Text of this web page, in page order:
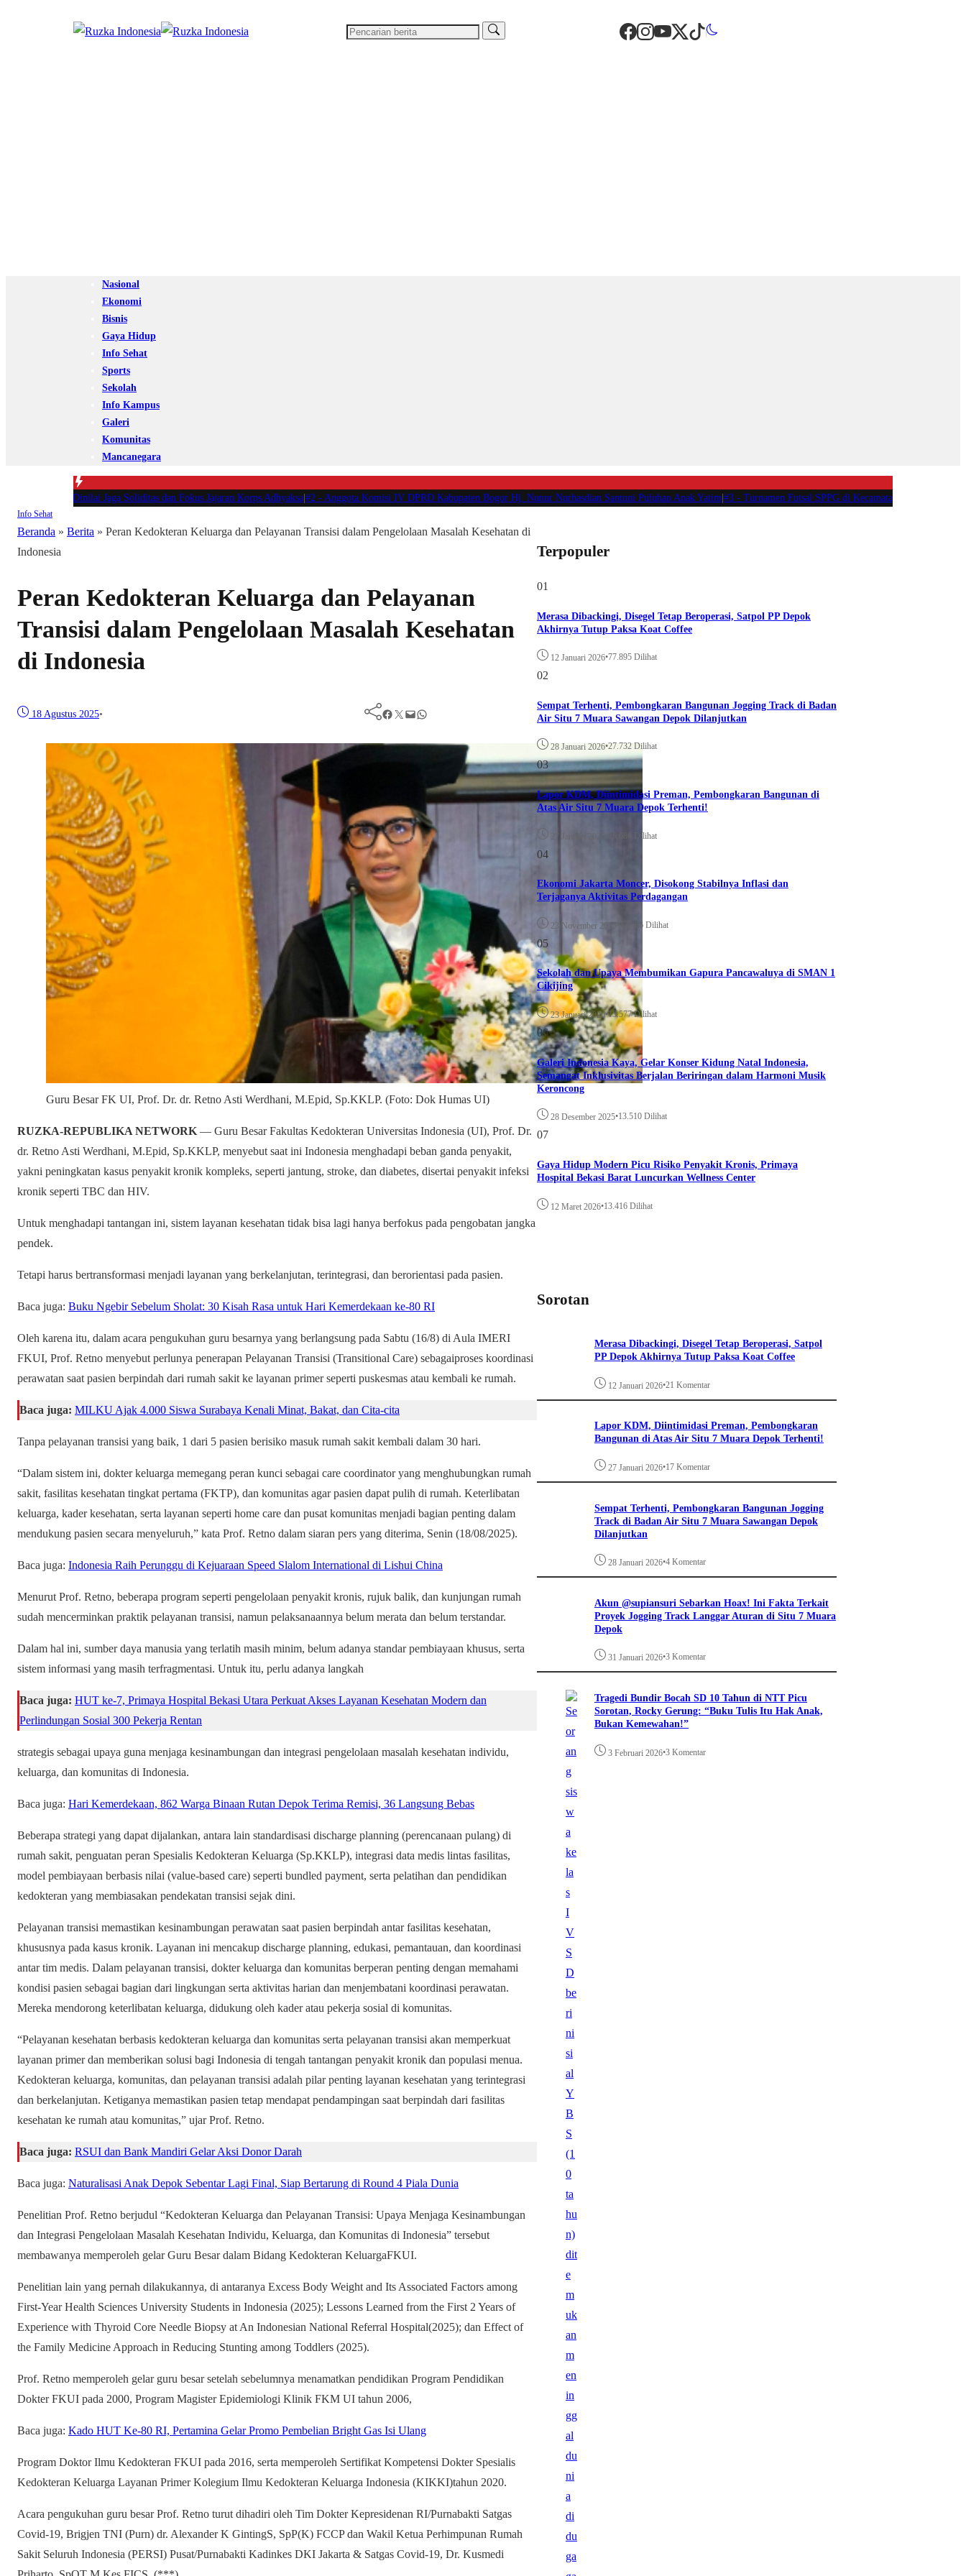
Nasional
Ekonomi
Bisnis
Gaya Hidup
Info Sehat
Sports
Sekolah
Info Kampus
Galeri
Komunitas
Mancanegara
Dinilai Jaga Soliditas dan Fokus Jajaran Korps Adhyaksa|#2 -Anggota Komisi IV DPRD Kabupaten Bogor Hj. Nunur Nurhasdian Santuni Puluhan Anak Yatim|#3 -Turnamen Futsal SPPG di Kecamatan Tanjungsari Bogor,
Info Sehat
Beranda » Berita » Peran Kedokteran Keluarga dan Pelayanan Transisi dalam Pengelolaan Masalah Kesehatan di
Indonesia
Peran Kedokteran Keluarga dan Pelayanan
Transisi dalam Pengelolaan Masalah Kesehatan
di Indonesia
18 Agustus 2025• Facebook Twitter Mail WhatsApp
Guru Besar FK UI, Prof. Dr. dr. Retno Asti Werdhani, M.Epid, Sp.KKLP. (Foto: Dok Humas UI)
RUZKA-REPUBLIKA NETWORK— Guru Besar Fakultas Kedokteran Universitas Indonesia (UI), Prof. Dr.
dr. Retno Asti Werdhani, M.Epid, Sp.KKLP, menyebut saat ini Indonesia menghadapi beban ganda penyakit,
yakni peningkatan kasus penyakit kronik kompleks, seperti jantung, stroke, dan diabetes, disertai penyakit infeksi
kronik seperti TBC dan HIV.
Untuk menghadapi tantangan ini, sistem layanan kesehatan tidak bisa lagi hanya berfokus pada pengobatan jangka
pendek.
Tetapi harus bertransformasi menjadi layanan yang berkelanjutan, terintegrasi, dan berorientasi pada pasien.
Baca juga: Buku Ngebir Sebelum Sholat: 30 Kisah Rasa untuk Hari Kemerdekaan ke-80 RI
Oleh karena itu, dalam acara pengukuhan guru besarnya yang berlangsung pada Sabtu (16/8) di Aula IMERI
FKUI, Prof. Retno menyebut perlunya penerapan Pelayanan Transisi (Transitional Care) sebagaiproses koordinasi
perawatan saat pasien berpindah dari rumah sakit ke layanan primer seperti puskesmas atau kembali ke rumah.
Baca juga: MILKU Ajak 4.000 Siswa Surabaya Kenali Minat, Bakat, dan Cita-cita
Tanpa pelayanan transisi yang baik, 1 dari 5 pasien berisiko masuk rumah sakit kembali dalam 30 hari.
“Dalam sistem ini, dokter keluarga memegang peran kunci sebagai care coordinator yang menghubungkan rumah
sakit, fasilitas kesehatan tingkat pertama (FKTP), dan komunitas agar pasien dapat pulih di rumah. Keterlibatan
keluarga, kader kesehatan, serta layanan seperti home care dan pusat komunitas menjadi bagian penting dalam
mendukung pasien secara menyeluruh,” kata Prof. Retno dalam siaran pers yang diterima, Senin (18/08/2025).
Baca juga: Indonesia Raih Perunggu di Kejuaraan Speed Slalom International di Lishui China
Menurut Prof. Retno, beberapa program seperti pengelolaan penyakit kronis, rujuk balik, dan kunjungan rumah
sudah mencerminkan praktik pelayanan transisi, namun pelaksanaannya belum merata dan belum terstandar.
Dalam hal ini, sumber daya manusia yang terlatih masih minim, belum adanya standar pembiayaan khusus, serta
sistem informasi yang masih terfragmentasi. Untuk itu, perlu adanya langkah
Baca juga: HUT ke-7, Primaya Hospital Bekasi Utara Perkuat Akses Layanan Kesehatan Modern dan
Perlindungan Sosial 300 Pekerja Rentan
strategis sebagai upaya guna menjaga kesinambungan dan integrasi pengelolaan masalah kesehatan individu,
keluarga, dan komunitas di Indonesia.
Baca juga: Hari Kemerdekaan, 862 Warga Binaan Rutan Depok Terima Remisi, 36 Langsung Bebas
Beberapa strategi yang dapat dijalankan, antara lain standardisasi discharge planning (perencanaan pulang) di
rumah sakit, penguatan peran Spesialis Kedokteran Keluarga (Sp.KKLP), integrasi data medis lintas fasilitas,
model pembiayaan berbasis nilai (value-based care) seperti bundled payment, serta pelatihan dan pendidikan
kedokteran yang membiasakan pendekatan transisi sejak dini.
Pelayanan transisi memastikan kesinambungan perawatan saat pasien berpindah antar fasilitas kesehatan,
khususnya pada kasus kronik. Layanan ini mencakup discharge planning, edukasi, pemantauan, dan koordinasi
antar tim medis. Dalam pelayanan transisi, dokter keluarga dan komunitas berperan penting dengan memahami
kondisi pasien sebagai bagian dari lingkungan serta aktivitas harian dan menjembatani koordinasi perawatan.
Mereka mendorong keterlibatan keluarga, didukung oleh kader atau pekerja sosial di komunitas.
“Pelayanan kesehatan berbasis kedokteran keluarga dan komunitas serta pelayanan transisi akan memperkuat
layanan primer dan memberikan solusi bagi Indonesia di tengah tantangan penyakit kronik dan populasi menua.
Kedokteran keluarga, komunitas, dan pelayanan transisi adalah pilar penting layanan kesehatan yang terintegrasi
dan berkelanjutan. Ketiganya memastikan pasien tetap mendapat pendampingan saat berpindah dari fasilitas
kesehatan ke rumah atau komunitas,” ujar Prof. Retno.
Baca juga: RSUI dan Bank Mandiri Gelar Aksi Donor Darah
Baca juga: Naturalisasi Anak Depok Sebentar Lagi Final, Siap Bertarung di Round 4 Piala Dunia
Penelitian Prof. Retno berjudul “Kedokteran Keluarga dan Pelayanan Transisi: Upaya Menjaga Kesinambungan
dan Integrasi Pengelolaan Masalah Kesehatan Individu, Keluarga, dan Komunitas di Indonesia” tersebut
membawanya memperoleh gelar Guru Besar dalam Bidang Kedokteran KeluargaFKUI.
Penelitian lain yang pernah dilakukannya, di antaranya Excess Body Weight and Its Associated Factors among
First-Year Health Sciences University Students in Indonesia (2025); Lessons Learned from the First 2 Years of
Experience with Thyroid Core Needle Biopsy at An Indonesian National Referral Hospital(2025); dan Effect of
the Family Medicine Approach in Reducing Stunting among Toddlers (2025).
Prof. Retno memperoleh gelar guru besar setelah sebelumnya menamatkan pendidikan Program Pendidikan
Dokter FKUI pada 2000, Program Magister Epidemiologi Klinik FKM UI tahun 2006,
Baca juga: Kado HUT Ke-80 RI, Pertamina Gelar Promo Pembelian Bright Gas Isi Ulang
Program Doktor Ilmu Kedokteran FKUI pada 2016, serta memperoleh Sertifikat Kompetensi Dokter Spesialis
Kedokteran Keluarga Layanan Primer Kolegium Ilmu Kedokteran Keluarga Indonesia (KIKKI)tahun 2020.
Acara pengukuhan guru besar Prof. Retno turut dihadiri oleh Tim Dokter Kepresidenan RI/Purnabakti Satgas
Covid-19, Brigjen TNI (Purn) dr. Alexander K GintingS, SpP(K) FCCP dan Wakil Ketua Perhimpunan Rumah
Sakit Seluruh Indonesia (PERSI) Pusat/Purnabakti Kadinkes DKI Jakarta & Satgas Covid-19, Dr. Kusmedi
Terpopuler
01
Merasa Dibackingi, Disegel Tetap Beroperasi, Satpol PP Depok
Akhirnya Tutup Paksa Koat Coffee
12 Januari 2026•77.895 Dilihat
02
Sempat Terhenti, Pembongkaran Bangunan Jogging Track di Badan
Air Situ 7 Muara Sawangan Depok Dilanjutkan
28 Januari 2026•27.732 Dilihat
03
Lapor KDM, Diintimidasi Preman, Pembongkaran Bangunan di
Atas Air Situ 7 Muara Depok Terhenti!
27 Januari 2026 • 25.686 Dilihat
04
Ekonomi Jakarta Moncer, Disokong Stabilnya Inflasi dan
Terjaganya Aktivitas Perdagangan
23 November 2025 13.686 Dilihat
05
Sekolah dan Upaya Membumikan Gapura Pancawaluya di SMAN 1
Cikijing
23 Januari 2026•13.577 Dilihat
06
Galeri Indonesia Kaya, Gelar Konser Kidung Natal Indonesia,
Semangat Inklusivitas Berjalan Beriringan dalam Harmoni Musik
Keroncong
28 Desember 2025•13.510 Dilihat
07
Gaya Hidup Modern Picu Risiko Penyakit Kronis, Primaya
Hospital Bekasi Barat Luncurkan Wellness Center
12 Maret 2026•13.416 Dilihat
Sorotan
Merasa Dibackingi, Disegel Tetap Beroperasi, Satpol
PP Depok Akhirnya Tutup Paksa Koat Coffee
12 Januari 2026•21 Komentar
Lapor KDM, Diintimidasi Preman, Pembongkaran
Bangunan di Atas Air Situ 7 Muara Depok Terhenti!
27 Januari 2026•17 Komentar
Sempat Terhenti, Pembongkaran Bangunan Jogging
Track di Badan Air Situ 7 Muara Sawangan Depok
Dilanjutkan
28 Januari 2026•4 Komentar
Akun @supiansuri Sebarkan Hoax! Ini Fakta Terkait
Proyek Jogging Track Langgar Aturan di Situ 7 Muara
Depok
31 Januari 2026•3 Komentar
Tragedi Bundir Bocah SD 10 Tahun di NTT Picu
Sorotan, Rocky Gerung: “Buku Tulis Itu Hak Anak,
Bukan Kemewahan!”
3 Februari 2026•3 Komentar